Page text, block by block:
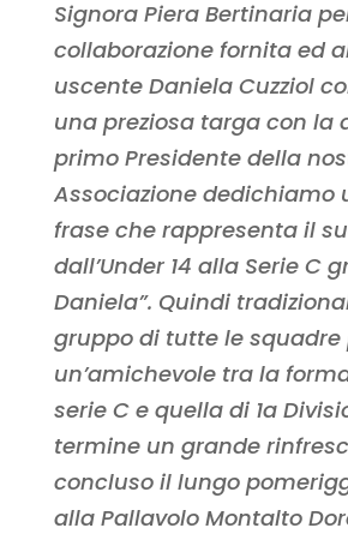
Signora Piera Bertinaria
collaborazione fornita ed
uscente Daniela Cuzziol
una preziosa targa con la
primo Presidente della
Associazione dedichiamo
frase che rappresenta il
dall’Under 14 alla Serie C
Daniela”. Quindi
gruppo di tutte le squadre
un’amichevole tra la
serie C e quella di 1a
termine un grande
concluso il lungo
alla Pallavolo Montalto